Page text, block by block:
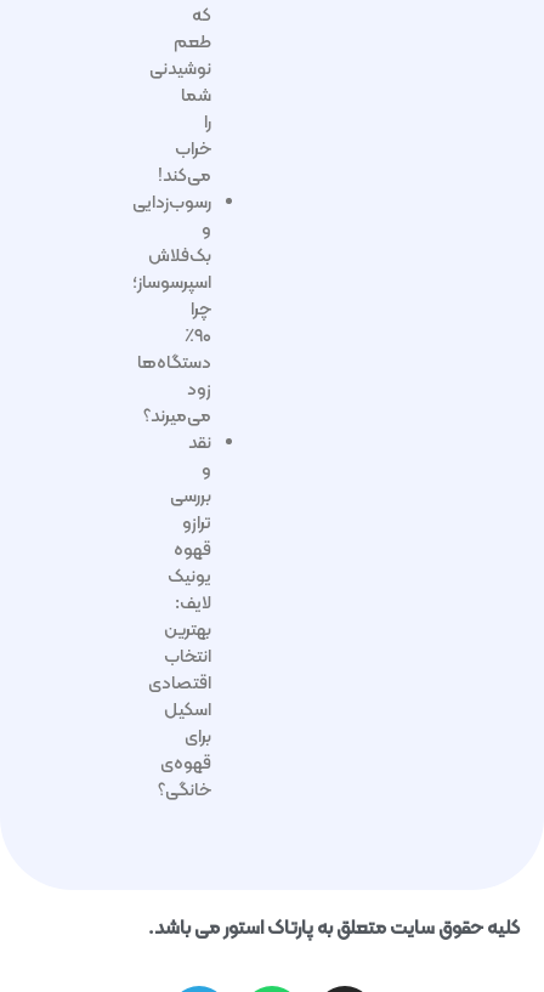
که
طعم
نوشیدنی
شما
را
خراب
می‌کند!
رسوب‌زدایی
و
بک‌فلاش
اسپرسوساز؛
چرا
۹۰٪
دستگاه‌ها
زود
می‌میرند؟
نقد
و
بررسی
ترازو
قهوه
یونیک
لایف:
بهترین
انتخاب
اقتصادی
اسکیل
برای
قهوه‌ی
خانگی؟
کلیه حقوق سایت متعلق به پارتاک استور می باشد.